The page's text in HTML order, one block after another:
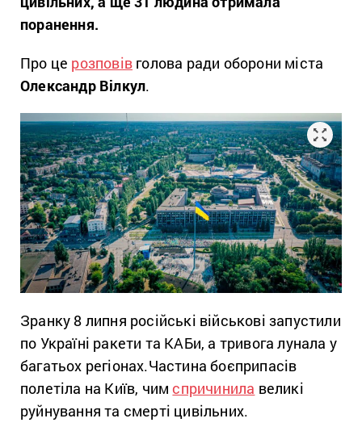
поранення.
Про це розповів голова ради оборони міста
Олександр Вілкул.
Зранку 8 липня російські військові запустили
по Україні ракети та КАБи, а тривога лунала у
багатьох регіонах.Частина боєприпасів
полетіла на Київ, чим спричинила великі
руйнування та смерті цивільних.